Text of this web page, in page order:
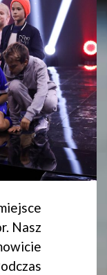
Nasz